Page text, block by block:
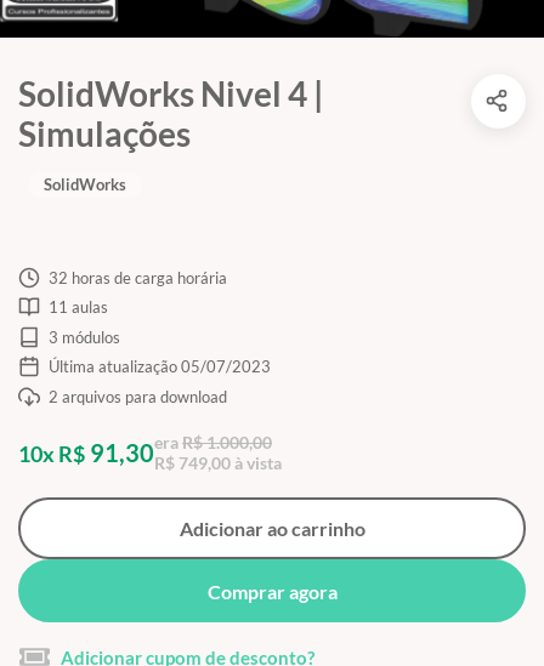
SolidWorks Nivel 4 |
Simulações
SolidWorks
32 horas de carga horária
11 aulas
3 módulos
Última atualização 05/07/2023
2 arquivos para download
10x R$ 91,30eraR$ 1.000,00
R$ 749,00 à vista
Adicionar ao carrinho
Comprar agora
Adicionar cupom de desconto?